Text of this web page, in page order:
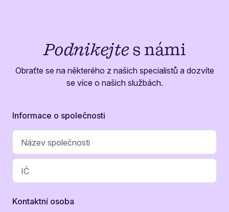
Podnikejtes námi
Obraťte se na některého z našich specialistů a dozvíte
se více o našich službách.
Informace o společnosti
Název společnosti
IČ
Kontaktní osoba